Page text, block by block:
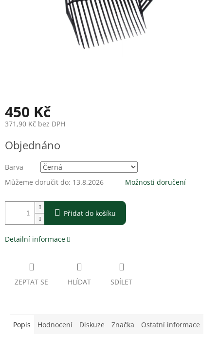
450 Kč
371,90 Kč bez DPH
cena:
Objednáno
Barva
Můžeme doručit do: 13.8.2026 Možnosti doručení
Přidat do košíku
Detailní informace
ZEPTAT SE HLÍDAT SDÍLET
Popis Hodnocení Diskuze Značka Ostatní informace